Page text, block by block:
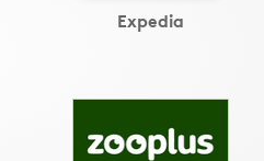
Expedia